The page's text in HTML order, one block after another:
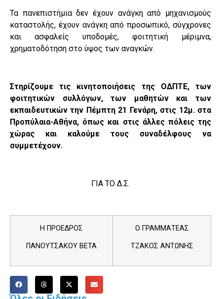
Τα πανεπιστήμια δεν έχουν ανάγκη από μηχανισμούς
καταστολής, έχουν ανάγκη από προσωπικό, σύγχρονες
και ασφαλείς υποδομές, φοιτητική μέριμνα,
χρηματοδότηση στο ύψος των αναγκών.
Στηρίζουμε τις κινητοποιήσεις της ΟΔΠΤΕ, των
φοιτητικών συλλόγων, των μαθητών και των
εκπαιδευτικών την Πέμπτη 21 Γενάρη, στις 12μ. στα
Προπύλαια-Αθήνα, όπως και στις άλλες πόλεις της
χώρας και καλούμε τους συναδέλφους να
συμμετέχουν.
ΓΙΑ ΤΟ Δ.Σ.
Η ΠΡΟΕΔΡΟΣ
ΠΑΝΟΥΤΣΑΚΟΥ ΒΕΤΑ
Ο ΓΡΑΜΜΑΤΕΑΣ
ΤΖΑΚΟΣ ΑΝΤΩΝΗΣ